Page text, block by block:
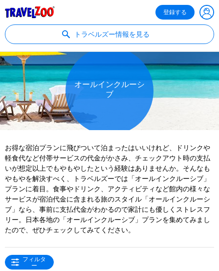
登録する
トラベルズー情報を見る
オールインクルーシ
ブ
お得な宿泊プランに飛びついて泊まったはいいけれど、ドリンクや
軽食代など付帯サービスの代金がかさみ、チェックアウト時の支払
いが想定以上でもやもやしたという経験はありませんか。そんなも
やもやを解決すべく、トラベルズーでは「オールインクルーシブ」
プランに着目。食事やドリンク、アクティビティなど館内の様々な
サービスが宿泊代金に含まれる旅のスタイル「オールインクルーシ
ブ」なら、事前に支払代金がわかるので家計にも優しくストレスフ
リー。日本各地の「オールインクルーシブ」プランを集めてみまし
たので、ぜひチェックしてみてください。
フィルタ
ー